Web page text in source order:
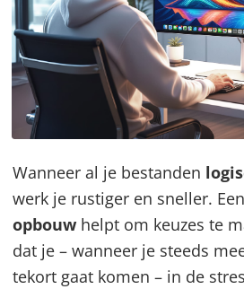
Wanneer al je bestanden
werk je rustiger en sneller.
opbouw helpt om keuzes te
dat je – wanneer je steeds
tekort gaat komen – in de